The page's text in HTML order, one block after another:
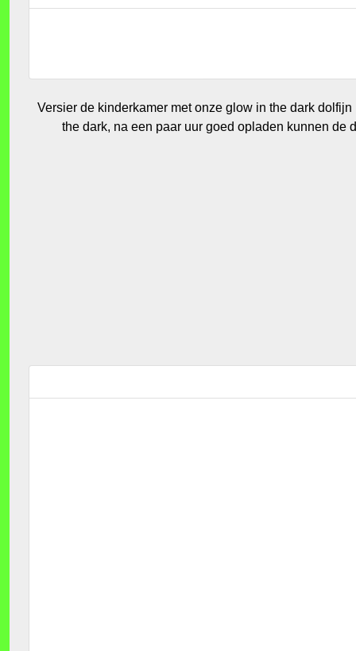
Versier de kinderkamer met onze glow in the dark
the dark, na een paar uur goed opladen kunnen de